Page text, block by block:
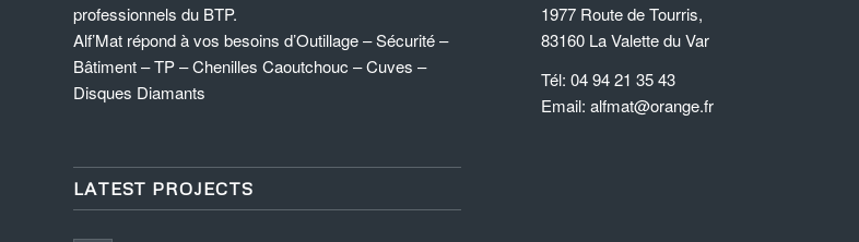
professionnels du BTP.
Alf’Mat répond à vos besoins d’Outillage – Sécurité –
Bâtiment – TP – Chenilles Caoutchouc – Cuves –
Disques Diamants
LATEST PROJECTS
1977 Route de Tourris,
83160 La Valette du Var
Tél: 04 94 21 35 43
Email: alfmat@orange.fr